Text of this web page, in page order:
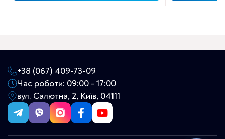
619 ₴.
695 ₴.
+38 (067) 409-73-09
Час роботи: 09:00 - 17:00
вул. Салютна, 2, Київ, 04111